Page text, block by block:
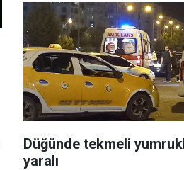
Düğünde tekmeli
yaralı